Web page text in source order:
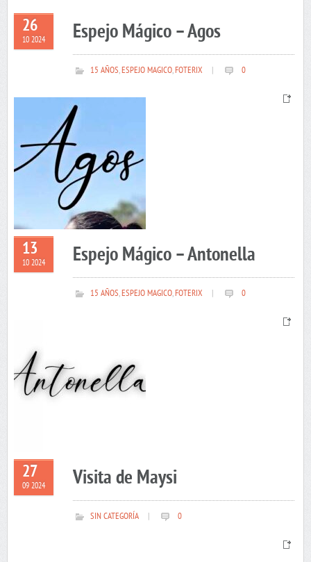
26
10 2024 Espejo Mágico – Agos
15 AÑOS,ESPEJO MAGICO,FOTERIX 0
13
10 2024 Espejo Mágico – Antonella
15 AÑOS,ESPEJO MAGICO,FOTERIX 0
27
09 2024 Visita de Maysi
SIN CATEGORÍA 0